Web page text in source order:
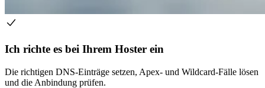
Ich richte es bei Ihrem Hoster ein
Die richtigen DNS-Einträge setzen, Apex- und Wildcard-Fälle lösen
und die Anbindung prüfen.